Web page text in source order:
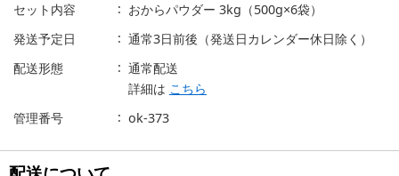
セット内容
おからパウダー 3kg（500g×6袋）
発送予定日
通常3日前後（発送日カレンダー休日除く）
配送形態
通常配送
詳細は こちら
管理番号
ok-373